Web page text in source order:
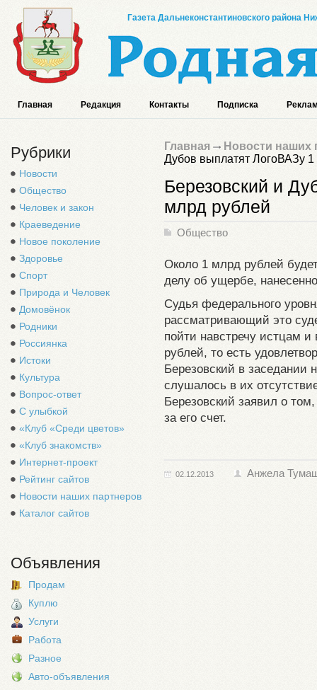
Газета Дальнеконстантиновского района
Главная Редакция Контакты Подписка
Рубрики
Новости
Общество
Человек и закон
Краеведение
Новое поколение
Здоровье
Спорт
Природа и Человек
Домовёнок
Родники
Россиянка
Истоки
Культура
Вопрос-ответ
С улыбкой
«Клуб «Среди цветов»
«Клуб знакомств»
Интернет-проект
Рейтинг сайтов
Новости наших партнеров
Каталог сайтов
Объявления
Продам
Куплю
Услуги
Работа
Разное
Авто-объявления
Главная
Новости наших
Дубов выплатят ЛогоВАЗу
Березовский и
млрд рублей
Общество
Около 1 млрд рублей
делу об ущербе,
Судья федерального
рассматривающий это
пойти навстречу истцам
рублей, то есть
Березовский в заседании
слушалось в их
Березовский заявил о
за его счет.
02.12.2013 Анжела